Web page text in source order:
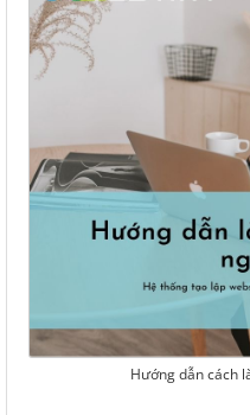
Hướng dẫn cách